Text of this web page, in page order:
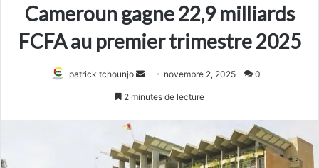
Cameroun gagne 22,9 milliards
FCFA au premier trimestre 2025
patrick tchounjo
Envoyernovembre 2, 2025 0
2 minutes de lecture